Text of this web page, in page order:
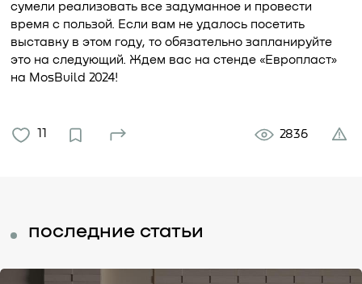
сумели реализовать все задуманное и провести
время с пользой. Если вам не удалось посетить
выставку в этом году, то обязательно запланируйте
это на следующий. Ждем вас на стенде «Европласт»
на MosBuild 2024!
2836
последние статьи